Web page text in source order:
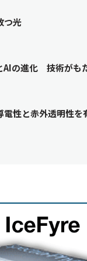
つ光
AIの進化 技術がも
電性と赤外透明性を